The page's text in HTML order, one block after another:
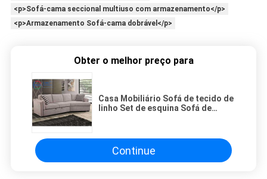
<p>Sofá-cama seccional multiuso com armazenamento</p>
<p>Armazenamento Sofá-cama dobrável</p>
Obter o melhor preço para
Casa Mobiliário Sofá de tecido de
linho Set de esquina Sofá de
Continue